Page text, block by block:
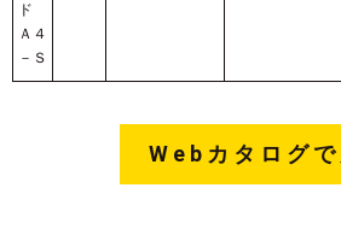
ド
Ａ４
－Ｓ
Webカタログで